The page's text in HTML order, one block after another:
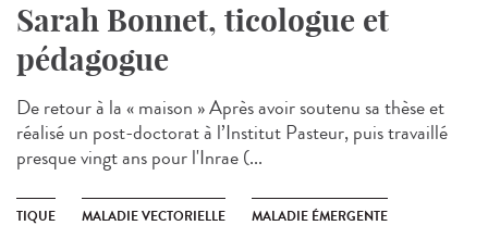
Sarah Bonnet, ticologue et
pédagogue
De retour à la « maison » Après avoir soutenu sa thèse et
réalisé un post-doctorat à l’Institut Pasteur, puis travaillé
presque vingt ans pour l'Inrae (...
TIQUE MALADIE VECTORIELLE MALADIE ÉMERGENTE